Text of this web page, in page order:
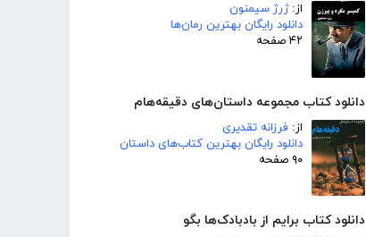
از:ژرژ سیمنون
دانلود رایگان بهترین رمان‌ها
۴۲ صفحه
دانلود کتاب مجموعه داستان‌های دقیقه‌هام
از: فرزانه تقدیری
دانلود رایگان بهترین کتاب‌های داستان
۹۰ صفحه
دانلود کتاب برایم از بادبادک‌ها بگو